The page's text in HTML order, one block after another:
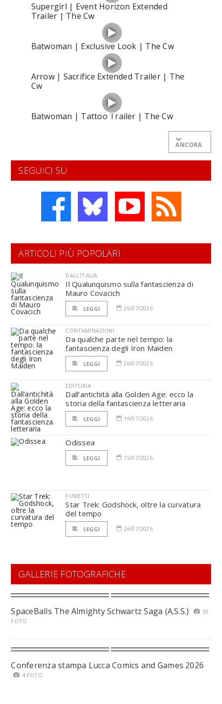
Supergirl | Event Horizon Extended
Trailer | The Cw
Batwoman | Exclusive Look | The Cw
Arrow | Sacrifice Extended Trailer | The
Cw
Batwoman | Tattoo Trailer | The Cw
ANCORA
SEGUICI SU
ARTICOLI PIÙ POPOLARI
DALL'ITALIA
Il Qualunquismo sulla fantascienza di
Mauro Covacich
LEGGI 26/07/2026
CONTAMINAZIONI
Da qualche parte nel tempo: la
fantascienza degli Iron Maiden
LEGGI 26/07/2026
EDITORIA
Dall’antichità alla Golden Age: ecco la
storia della fantascienza letteraria
LEGGI 16/07/2026
Odissea
LEGGI 15/07/2026
FUMETTI
Star Trek: Godshock, oltre la curvatura
del tempo
LEGGI 26/07/2026
GALLERIE FOTOGRAFICHE
SpaceBalls The Almighty Schwartz Saga (A.S.S.)
10
FOTO
Conferenza stampa Lucca Comics and Games 2026
4 FOTO